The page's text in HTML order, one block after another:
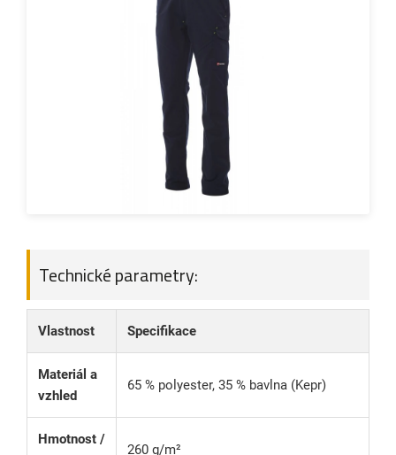
Technické parametry:
Vlastnost Specifikace
Materiál a
vzhled
65 % polyester, 35 % bavlna (Kepr)
Hmotnost /
260 g/m²